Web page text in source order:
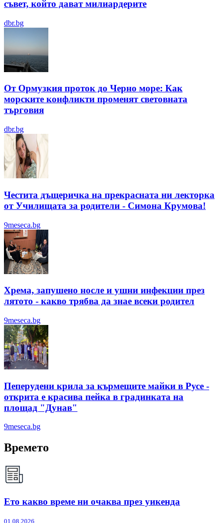
съвет, който дават милиардерите
dbr.bg
От Ормузкия проток до Черно море: Как
морските конфликти променят световната
търговия
dbr.bg
Честита дъщеричка на прекрасната ни лекторка
от Училищата за родители - Симона Крумова!
9meseca.bg
Хрема, запушено носле и ушни инфекции през
лятотo - какво трябва да знае всеки родител
9meseca.bg
Пеперудени крила за кърмещите майки в Русе -
открита е красива пейка в градинката на
площад "Дунав"
9meseca.bg
Времето
Ето какво време ни очаква през уикенда
01.08.2026